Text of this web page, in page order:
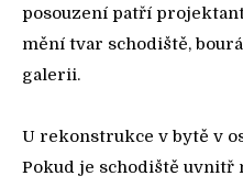
posouzení patří
mění tvar schodiště,
galerii.
U rekonstrukce v bytě v
Pokud je schodiště uvnitř